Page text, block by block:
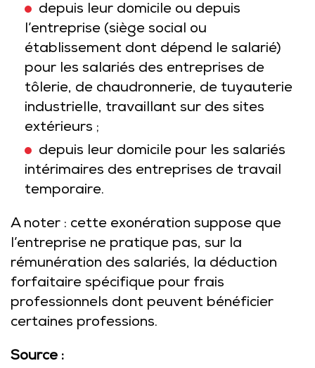
depuis leur domicile ou depuis
l’entreprise (siège social ou
établissement dont dépend le salarié)
pour les salariés des entreprises de
tôlerie, de chaudronnerie, de tuyauterie
industrielle, travaillant sur des sites
extérieurs ;
depuis leur domicile pour les salariés
intérimaires des entreprises de travail
temporaire.
A noter : cette exonération suppose que
l’entreprise ne pratique pas, sur la
rémunération des salariés, la déduction
forfaitaire spécifique pour frais
professionnels dont peuvent bénéficier
certaines professions.
Source :